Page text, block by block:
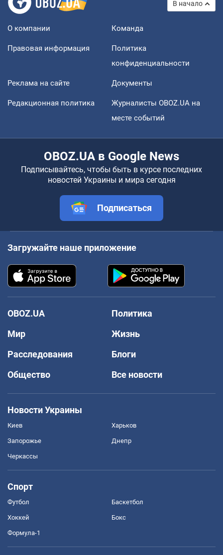
В начало
О компании Команда
Правовая информация
Политика
конфиденциальности
Реклама на сайте Документы
Редакционная политика
Журналисты OBOZ.UA на
месте событий
OBOZ.UA в Google News
Подписывайтесь, чтобы быть в курсе последних
новостей Украины и мира сегодня
Подписаться
Загружайте наше приложение
OBOZ.UA
Политика
Мир
Жизнь
Расследования
Блоги
Общество
Все новости
Новости Украины
Киев Харьков
Запорожье Днепр
Черкассы
Спорт
Футбол Баскетбол
Хоккей Бокс
Формула-1